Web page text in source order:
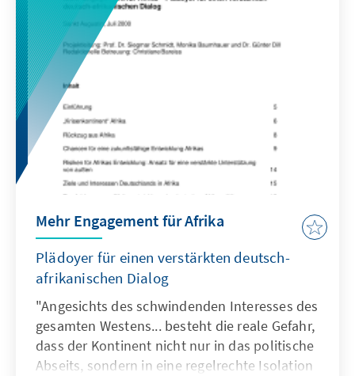
Mehr Engagement für Afrika
Plädoyer für einen verstärkten deutsch-
afrikanischen Dialog
"Angesichts des schwindenden Interesses des
gesamten Westens... besteht die reale Gefahr,
dass der Kontinent nicht nur in das politische
Abseits, sondern in eine regelrechte Isolation